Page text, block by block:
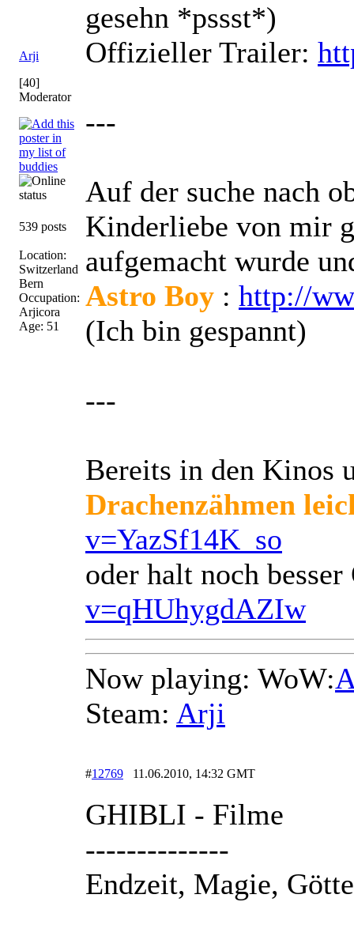
Arji
[40]
Moderator
539 posts
Location:
Switzerland
Bern
Occupation:
Arjicora
Age: 51
gesehn *pssst*)
Offizieller Trailer:
---
Auf der suche nach
Kinderliebe von mir
aufgemacht wurde
Astro Boy : http://
(Ich bin gespannt)
---
Bereits in den Kinos
Drachenzähmen
v=YazSf14K_so
oder halt noch
v=qHUhygdAZIw
Now playing: WoW:
Steam: Arji
#12769 11.06.2010, 14:32 GMT
GHIBLI - Filme
--------------
Endzeit, Magie,